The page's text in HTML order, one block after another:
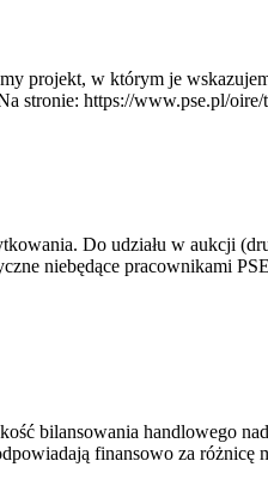
projekt, w którym je
stronie: https://www.pse.pl/
Do udziału w aukcji
niebędące pracownikami
bilansowania handlowego
finansowo za różnicę